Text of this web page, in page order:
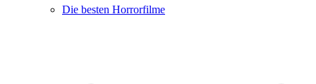
Die besten Horrorfilme